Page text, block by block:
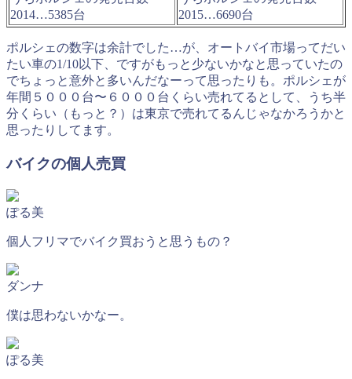
2014…5385台
2015…6690台
ポルシェの数字は余計でした…が、オートバイ市場ってだい
たい車の1/10以下、ですがもっと少ないかなと思っていたの
でちょっと意外と多いんだなーって思ったりも。ポルシェが
年間５０００台〜６０００台くらい売れてるとして、うち半
分くらい（もっと？）は東京で売れてるんじゃなかろうかと
思ったりしてます。
バイクの個人売買
ぽる美
個人フリマでバイク買おうと思うもの？
ダンナ
僕は思わないかなー。
ぽる美